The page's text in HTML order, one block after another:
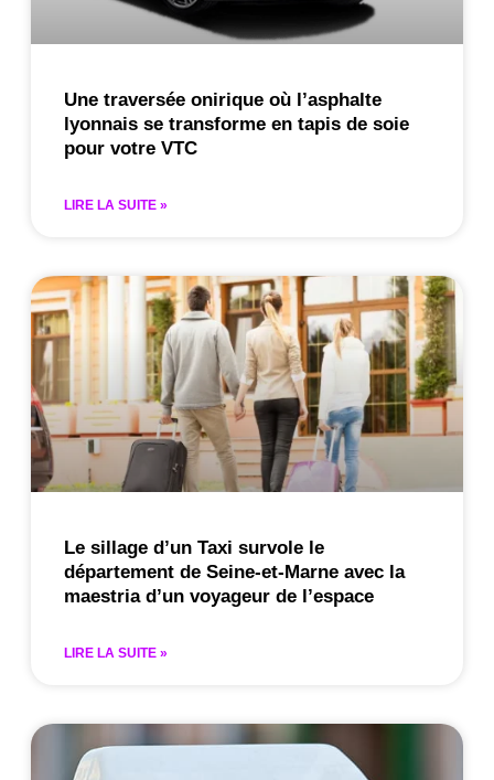
Une traversée onirique où l’asphalte
lyonnais se transforme en tapis de soie
pour votre VTC
LIRE LA SUITE »
Le sillage d’un Taxi survole le
département de Seine-et-Marne avec la
maestria d’un voyageur de l’espace
LIRE LA SUITE »